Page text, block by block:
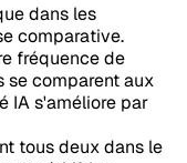
dans les
comparative.
fréquence de
se comparent aux
IA s'améliore par
tous deux dans le